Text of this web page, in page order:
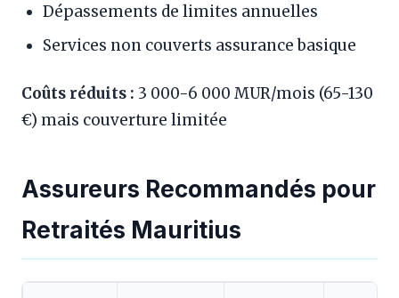
Dépassements de limites annuelles
Services non couverts assurance basique
Coûts réduits : 3 000-6 000 MUR/mois (65-130
€) mais couverture limitée
Assureurs Recommandés pour
Retraités Mauritius